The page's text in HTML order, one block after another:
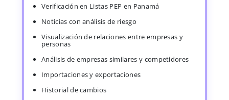
Verificación en Listas PEP en Panamá
Noticias con análisis de riesgo
Visualización de relaciones entre empresas y
personas
Análisis de empresas similares y competidores
Importaciones y exportaciones
Historial de cambios